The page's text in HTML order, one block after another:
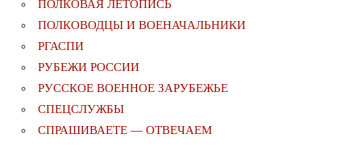
ПОЛКОВАЯ ЛЕТОПИСЬ
ПОЛКОВОДЦЫ И ВОЕНАЧАЛЬНИКИ
РГАСПИ
РУБЕЖИ РОССИИ
РУССКОЕ ВОЕННОЕ ЗАРУБЕЖЬЕ
СПЕЦСЛУЖБЫ
СПРАШИВАЕТЕ — ОТВЕЧАЕМ